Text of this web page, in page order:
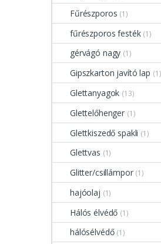
Fűrészporos (1)
fűrészporos festék (1)
gérvágó nagy (1)
Gipszkarton javító lap (1)
Glettanyagok (13)
Glettelőhenger (1)
Glettkiszedő spakli (1)
Glettvas (1)
Glitter/csillámpor (1)
hajóolaj (1)
Hálós élvédő (1)
hálósélvédő (1)